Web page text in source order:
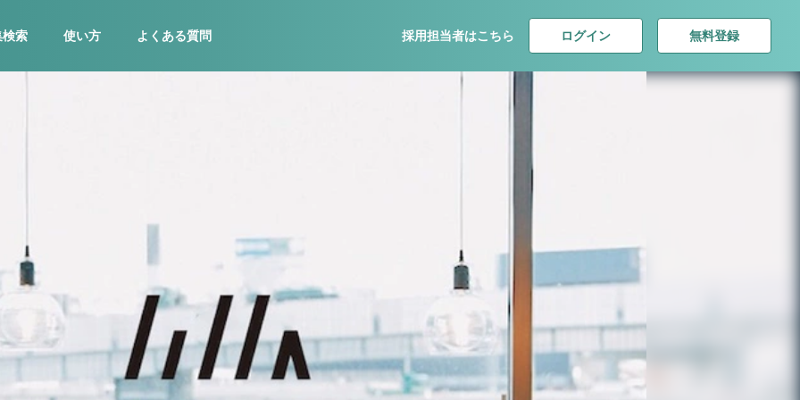
検索 使い方 よくある質問 採用担当者はこちら ログイン 無料登録